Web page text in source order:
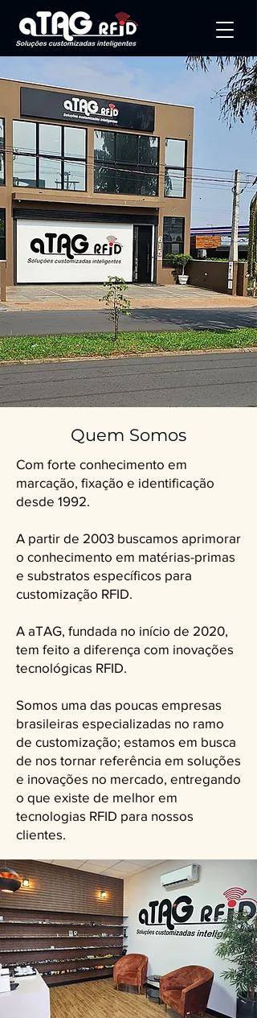
Quem Somos
Com forte conhecimento em
marcação, fixação e identificação
desde 1992.
A partir de 2003 buscamos aprimorar
o conhecimento em matérias-primas
e substratos específicos para
customização RFID.
A aTAG, fundada no início de 2020,
tem feito a diferença com inovações
tecnológicas RFID.
Somos uma das poucas empresas
brasileiras especializadas no ramo
de customização; estamos em busca
de nos tornar referência em soluções
e inovações no mercado, entregando
o que existe de melhor em
tecnologias RFID para nossos
clientes.